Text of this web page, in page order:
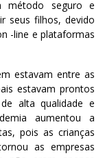
método seguro e
seus filhos, devido
-line e plataformas
estavam entre as
estavam prontos
alta qualidade e
aumentou a
pois as crianças
as empresas